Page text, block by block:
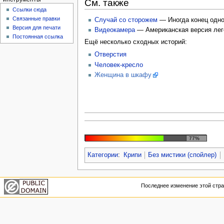
См. также
Случай со сторожем — Иногда конец
Видеокамера— Американская версия
Ещё несколько сходных историй:
Отверстия
Человек-кресло
Женщина в шкафу
77%
Категории: Крипи Без мистики (спойлер)
Ссылки сюда
Связанные правки
Версия для печати
Постоянная ссылка
Последнее изменение этой